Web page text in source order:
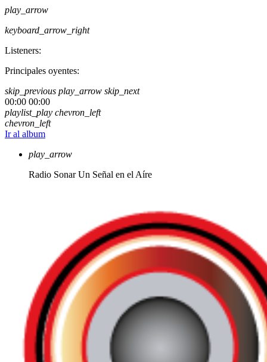
play_arrow
keyboard_arrow_right
Listeners:
Principales oyentes:
skip_previous play_arrow skip_next
00:00 00:00
playlist_play chevron_left
chevron_left
Ir al album
play_arrow
Radio Sonar Un Señal en el Aíre